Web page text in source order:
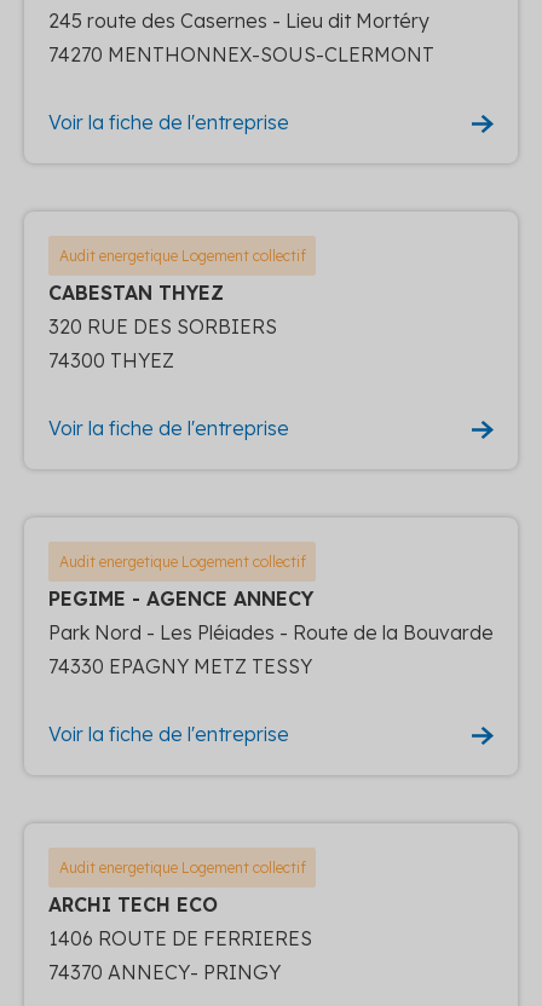
245 route des Casernes - Lieu dit Mortéry
74270 MENTHONNEX-SOUS-CLERMONT
Voir la fiche de l'entreprise
Audit energetique Logement collectif
CABESTAN THYEZ
320 RUE DES SORBIERS
74300 THYEZ
Voir la fiche de l'entreprise
Audit energetique Logement collectif
PEGIME - AGENCE ANNECY
Park Nord - Les Pléiades - Route de la Bouvarde
74330 EPAGNY METZ TESSY
Voir la fiche de l'entreprise
Audit energetique Logement collectif
ARCHI TECH ECO
1406 ROUTE DE FERRIERES
74370 ANNECY- PRINGY